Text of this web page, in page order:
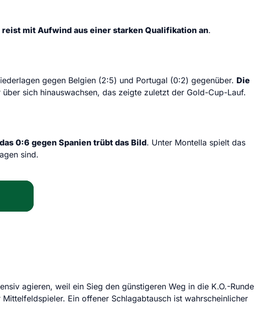
reist mit Aufwind aus einer starken Qualifikation an.
gegen Belgien (2:5) und Portugal (0:2) gegenüber. Die
sich hinauswachsen, das zeigte zuletzt der Gold-Cup-Lauf.
0:6 gegen Spanien trübt das Bild. Unter Montella spielt das
sind.
agieren, weil ein Sieg den günstigeren Weg in die K.O.-Runde
Ein offener Schlagabtausch ist wahrscheinlicher